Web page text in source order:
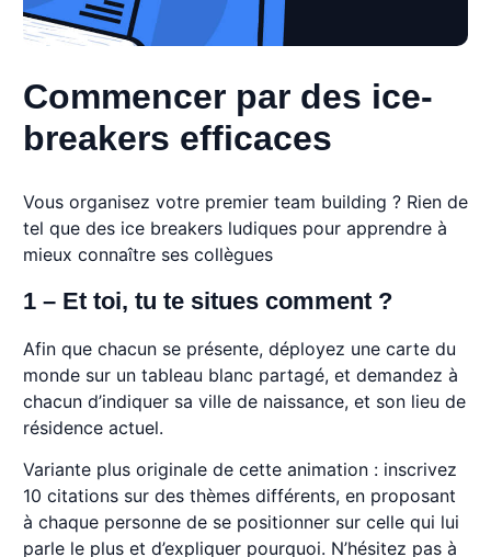
Commencer par des ice-
breakers efficaces
Vous organisez votre premier team building ? Rien de
tel que des ice breakers ludiques pour apprendre à
mieux connaître ses collègues
1 – Et toi, tu te situes comment ?
Afin que chacun se présente, déployez une carte du
monde sur un tableau blanc partagé, et demandez à
chacun d’indiquer sa ville de naissance, et son lieu de
résidence actuel.
Variante plus originale de cette animation : inscrivez
10 citations sur des thèmes différents, en proposant
à chaque personne de se positionner sur celle qui lui
parle le plus et d’expliquer pourquoi. N’hésitez pas à